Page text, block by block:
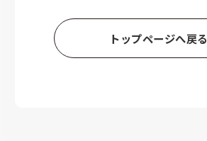
トップページへ戻る